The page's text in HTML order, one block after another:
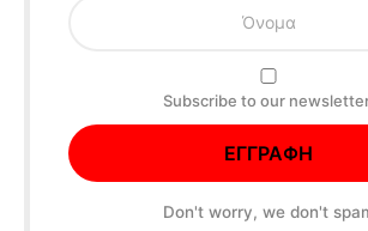
Subscribe to our
Don't worry, we don't